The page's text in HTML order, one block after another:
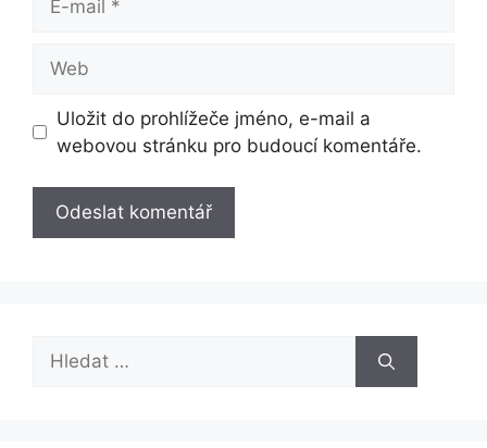
mail
Uložit do prohlížeče jméno, e-mail a
webovou stránku pro budoucí komentáře.
Hledat: